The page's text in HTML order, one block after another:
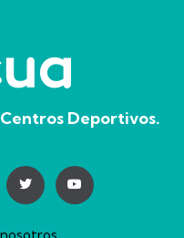
Deportivos.